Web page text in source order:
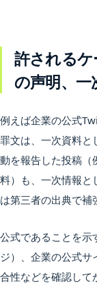
許されるケ
の声明、
例えば企業の公式
罪文は、一次資料と
動を報告した投稿（
料）も、一次情報と
は第三者の出典で補
公式であることを示
ジ）、企業の公式
合性などを確認して